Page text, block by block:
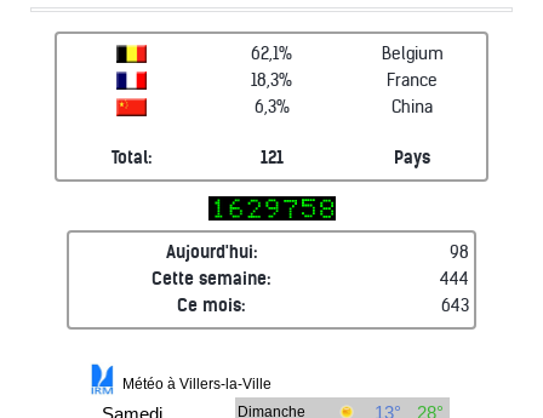
62,1%
Belgium
18,3%
France
6,3%
China
Total: 121 Pays
Aujourd'hui:
98
Cette semaine:
444
Ce mois:
643